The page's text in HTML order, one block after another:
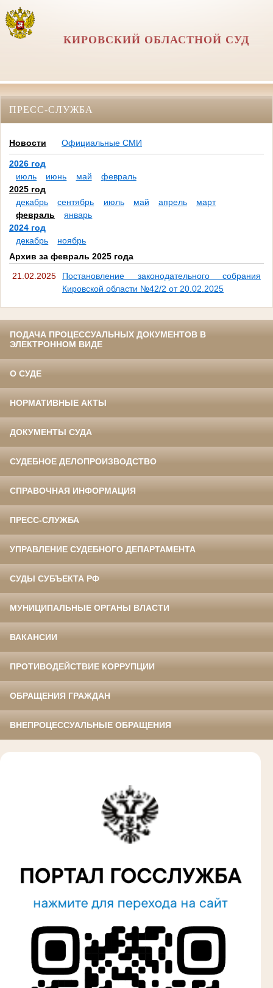
КИРОВСКИЙ ОБЛАСТНОЙ СУД
ПРЕСС-СЛУЖБА
Новости Официальные СМИ
2026 год
июль
июнь май
февраль
2025 год
декабрь
сентябрь июль май апрель
март
февраль
январь
2024 год
декабрь
ноябрь
Архив за февраль 2025 года
21.02.2025
Постановление законодательного собрания
Кировской области №42/2 от 20.02.2025
ПОДАЧА ПРОЦЕССУАЛЬНЫХ ДОКУМЕНТОВ В
ЭЛЕКТРОННОМ ВИДЕ
О СУДЕ
НОРМАТИВНЫЕ АКТЫ
ДОКУМЕНТЫ СУДА
СУДЕБНОЕ ДЕЛОПРОИЗВОДСТВО
СПРАВОЧНАЯ ИНФОРМАЦИЯ
ПРЕСС-СЛУЖБА
УПРАВЛЕНИЕ СУДЕБНОГО ДЕПАРТАМЕНТА
СУДЫ СУБЪЕКТА РФ
МУНИЦИПАЛЬНЫЕ ОРГАНЫ ВЛАСТИ
ВАКАНСИИ
ПРОТИВОДЕЙСТВИЕ КОРРУПЦИИ
ОБРАЩЕНИЯ ГРАЖДАН
ВНЕПРОЦЕССУАЛЬНЫЕ ОБРАЩЕНИЯ